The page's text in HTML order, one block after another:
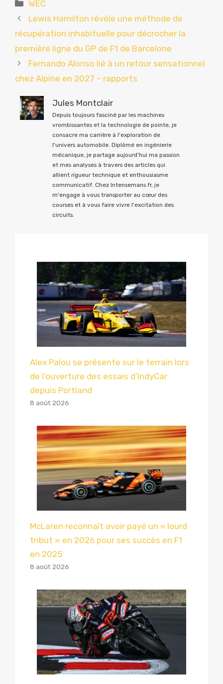
WEC
Lewis Hamilton révèle une méthode de
récupération inhabituelle pour décrocher la
première ligne du GP de F1 de Barcelone
Fernando Alonso lié à un retour sensationnel
chez Alpine en 2027 – rapports
Jules Montclair
Depuis toujours fasciné par les machines
vrombissantes et la technologie de pointe, je
consacre ma carrière à l'exploration de
l'univers automobile. Diplômé en ingénierie
mécanique, je partage aujourd'hui ma passion
et mes analyses à travers des articles qui
allient rigueur technique et enthousiasme
communicatif. Chez Intensemans.fr, je
m'engage à vous transporter au cœur des
courses et à vous faire vivre l'excitation des
circuits.
Alex Palou se présente sur le terrain lors
de l’ouverture des essais d’IndyCar
depuis Portland
8 août 2026
McLaren reconnaît avoir payé un « lourd
tribut » en 2026 pour ses succès en F1
en 2025
8 août 2026